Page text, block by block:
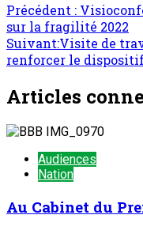
Navigation
d’article
Précédent :
sur la fragilité 2022
Suivant:Visite de
renforcer le
Articles
Audiences
Nation
Au Cabinet du